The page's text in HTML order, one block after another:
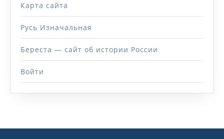
Карта сайта
Русь Изначальная
Береста — сайт об истории России
Войти